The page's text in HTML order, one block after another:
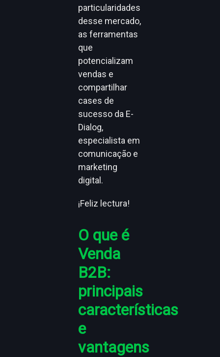
particularidades
desse mercado,
as ferramentas
que
potencializam
vendas e
compartilhar
cases de
sucesso da E-
Dialog,
especialista em
comunicação e
marketing
digital.
¡Feliz lectura!
O que é
Venda
B2B:
principais
características
e
vantagens